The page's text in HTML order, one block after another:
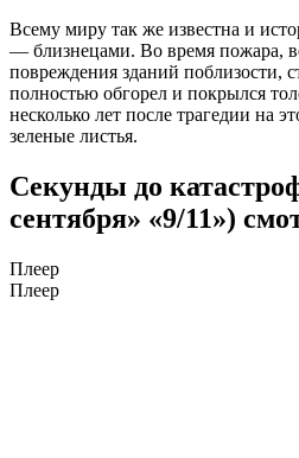
Всему миру так же известна и
— близнецами. Во время пожара,
повреждения зданий поблизости,
полностью обгорел и покрылся
несколько лет после трагедии на
зеленые листья.
Секунды до
сентября» «9/11»)
Плеер
Плеер